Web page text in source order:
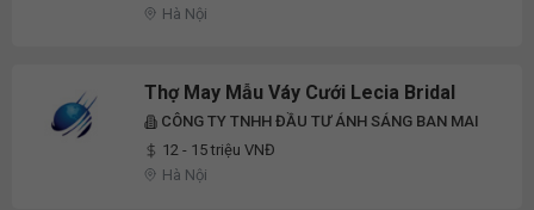
Hà Nội
Thợ May Mẫu Váy Cưới Lecia Bridal
CÔNG TY TNHH ĐẦU TƯ ÁNH SÁNG BAN MAI
12 - 15 triệu VNĐ
Hà Nội